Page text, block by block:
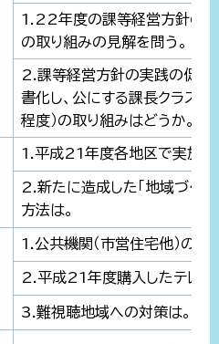
1.22年度の課等経営方針のポ
の取り組みの見解を問う。
2.課等経営方針の実践の促進
書化し、公にする課長クラス
程度）の取り組みはどうか。
1.平成21年度各地区で実施し
2.新たに造成した「地域づく
方法は。
1.公共機関（市営住宅他）の改
2.平成21年度購入したテレビ
3.難視聴地域への対策は。